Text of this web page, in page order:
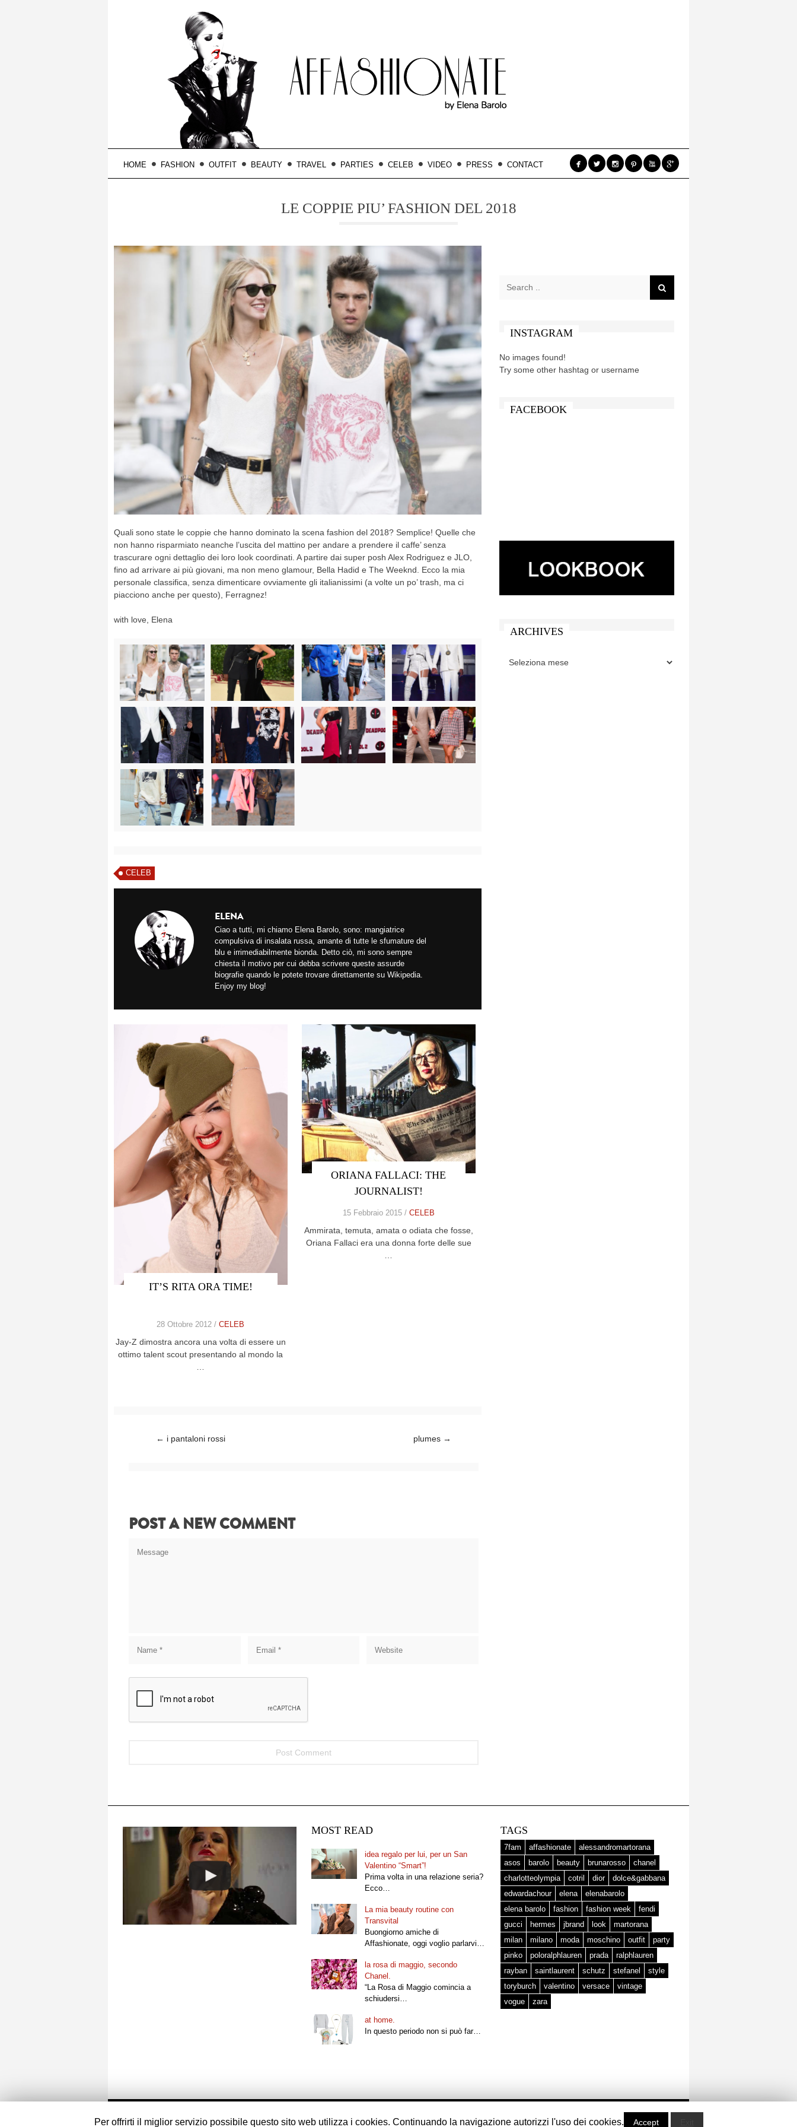
HOME FASHION OUTFIT BEAUTY TRAVEL PARTIES CELEB VIDEO PRESS CONTACT      
LE COPPIE PIU’ FASHION DEL 2018
Quali sono state le coppie che hanno dominato la scena fashion del 2018? Semplice! Quelle che
non hanno risparmiato neanche l’uscita del mattino per andare a prendere il caffe’ senza
trascurare ogni dettaglio dei loro look coordinati. A partire dai super posh Alex Rodriguez e JLO,
fino ad arrivare ai più giovani, ma non meno glamour, Bella Hadid e The Weeknd. Ecco la mia
personale classifica, senza dimenticare ovviamente gli italianissimi (a volte un po’ trash, ma ci
piacciono anche per questo), Ferragnez!
with love, Elena
CELEB
ELENA
Ciao a tutti, mi chiamo Elena Barolo, sono: mangiatrice
compulsiva di insalata russa, amante di tutte le sfumature del
blu e irrimediabilmente bionda. Detto ciò, mi sono sempre
chiesta il motivo per cui debba scrivere queste assurde
biografie quando le potete trovare direttamente su Wikipedia.
Enjoy my blog!
IT’S RITA ORA TIME!
28 Ottobre 2012 /CELEB
Jay-Z dimostra ancora una volta di essere un
ottimo talent scout presentando al mondo la
…
ORIANA FALLACI: THE
JOURNALIST!
15 Febbraio 2015 / CELEB
Ammirata, temuta, amata o odiata che fosse,
Oriana Fallaci era una donna forte delle sue
Post navigation
← i pantaloni rossi plumes →
POST A NEW COMMENT
INSTAGRAM
No images found!
Try some other hashtag or username
FACEBOOK
ARCHIVES
MOST READ
idea regalo per lui, per un San
Valentino “Smart”!
Prima volta in una relazione seria?
Ecco…
La mia beauty routine con
Transvital
Buongiorno amiche di
Affashionate, oggi voglio parlarvi…
la rosa di maggio, secondo
Chanel.
“La Rosa di Maggio comincia a
schiudersi…
at home.
In questo periodo non si può far…
TAGS
7fam affashionate
alessandromartorana
asos
barolo beauty brunarosso
chanel
charlotteolympia
cotril dior
dolce&gabbana
edwardachour
elena
elenabarolo
elena barolo
fashion fashion week
fendi
gucci
hermes jbrand look
martorana
milan
milano moda moschino outfit
party
pinko
poloralphlauren prada
ralphlauren
rayban
saintlaurent schutz stefanel
style
toryburch
valentino versace
vintage
vogue
zara
© 2015 Affashionate | All rights reserved. powered by
Per offrirti il miglior servizio possibile questo sito web utilizza i cookies. Continuando la navigazione autorizzi l'uso dei cookies. Accept